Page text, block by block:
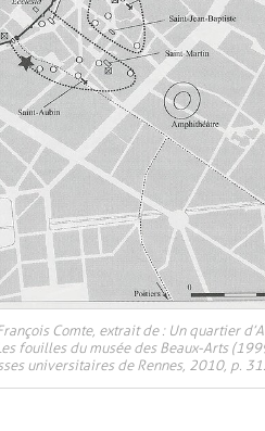
Comte, extrait de : Un quartier
fouilles du musée des Beaux-Arts
universitaires de Rennes, 2010, p. 31.